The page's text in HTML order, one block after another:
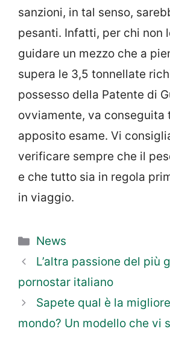
sanzioni, in tal senso,
pesanti. Infatti, per chi non
guidare un mezzo che a
supera le 3,5 tonnellate
possesso della Patente di
ovviamente, va conseguita
apposito esame. Vi
verificare sempre che il
e che tutto sia in regola
in viaggio.
Categorie
News
L’altra passione del più
pornostar italiano
Sapete qual è la
mondo? Un modello che vi